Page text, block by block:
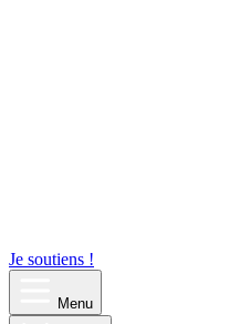
Je soutiens !
Menu